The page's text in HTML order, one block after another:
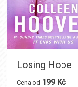
Losing Hope
Cena od 199 Kč